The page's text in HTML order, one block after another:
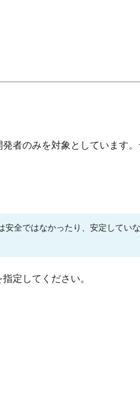
者のみを対象としています
安全ではなかったり、安定してい
定してください。